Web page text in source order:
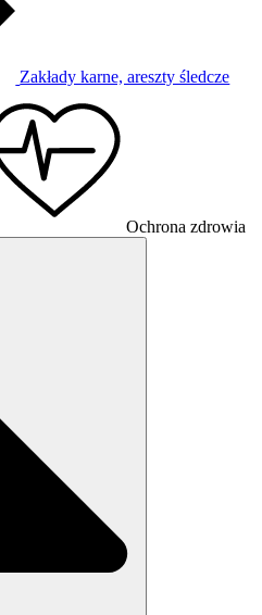
Zakłady karne, areszty śledcze
Ochrona zdrowia